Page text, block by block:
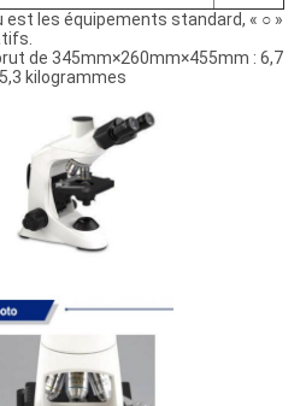
est les équipements standard, « ○ »
de 345mm×260mm×455mm : 6,7
kilogrammes